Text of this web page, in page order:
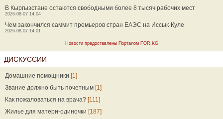
В Кыргызстане остаются свободными более 8 тысяч рабочих мест
2026-08-07 14:04
Чем закончился саммит премьеров стран ЕАЭС на Иссык-Куле
2026-08-07 14:01
Новости предоставлены Порталом FOR.KG
ДИСКУССИИ
Домашние помощники [1]
Звание должно быть почетным [1]
Как пожаловаться на врача? [111]
Жилье для матери-одиночки [187]